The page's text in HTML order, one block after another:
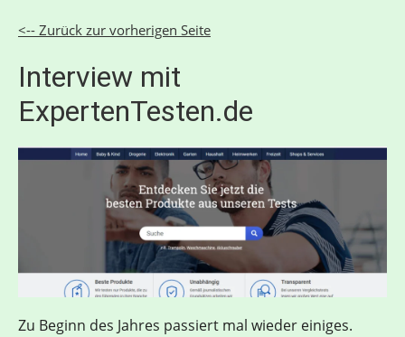
<-- Zurück zur vorherigen Seite
Interview mit
ExpertenTesten.de
Zu Beginn des Jahres passiert mal wieder einiges.